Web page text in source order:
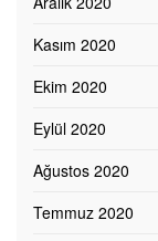
Kasım 2020
Ekim 2020
Eylül 2020
Ağustos 2020
Temmuz 2020